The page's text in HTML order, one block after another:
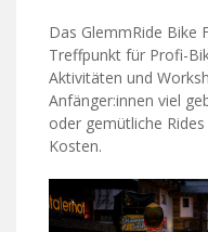
Das GlemmRide Bike
Treffpunkt für Profi-
Aktivitäten und
Anfänger:innen viel
oder gemütliche
Kosten.